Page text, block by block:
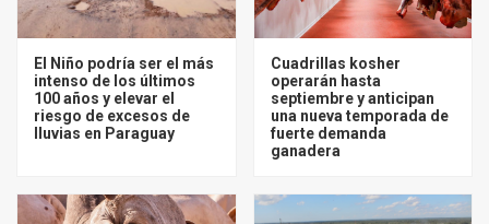
El Niño podría ser el más
intenso de los últimos
100 años y elevar el
riesgo de excesos de
lluvias en Paraguay
Cuadrillas kosher
operarán hasta
septiembre y anticipan
una nueva temporada de
fuerte demanda
ganadera